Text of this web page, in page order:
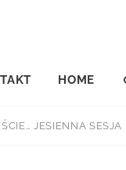
HOME
JESIENNA